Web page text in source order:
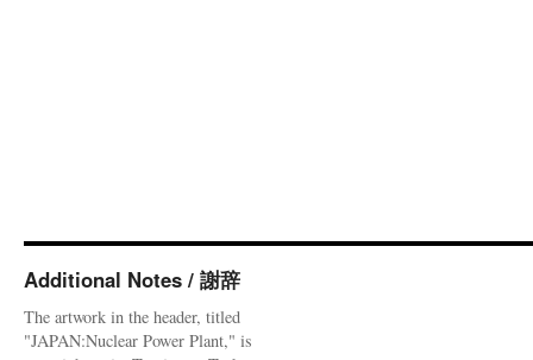
Additional Notes / 謝辞
The artwork in the header, titled
"JAPAN:Nuclear Power Plant," is